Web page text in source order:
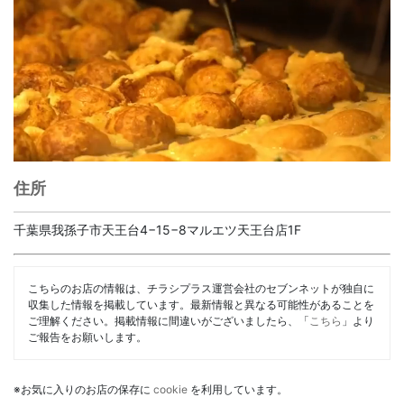
住所
千葉県我孫子市天王台4−15−8マルエツ天王台店1F
こちらのお店の情報は、チラシプラス運営会社のセブンネットが独自に
収集した情報を掲載しています。最新情報と異なる可能性があることを
ご理解ください。掲載情報に間違いがございましたら、「 こちら 」より
ご報告をお願いします。
※お気に入りのお店の保存に cookie を利用しています。